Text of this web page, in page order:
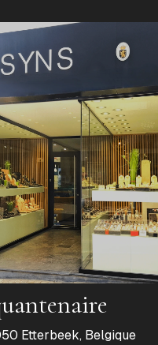
Etterbeek, Belgique